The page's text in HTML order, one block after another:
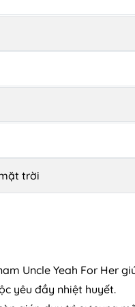
trời
Uncle Yeah For Her
yêu đầy nhiệt huyết.